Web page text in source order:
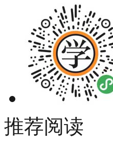
推荐阅读